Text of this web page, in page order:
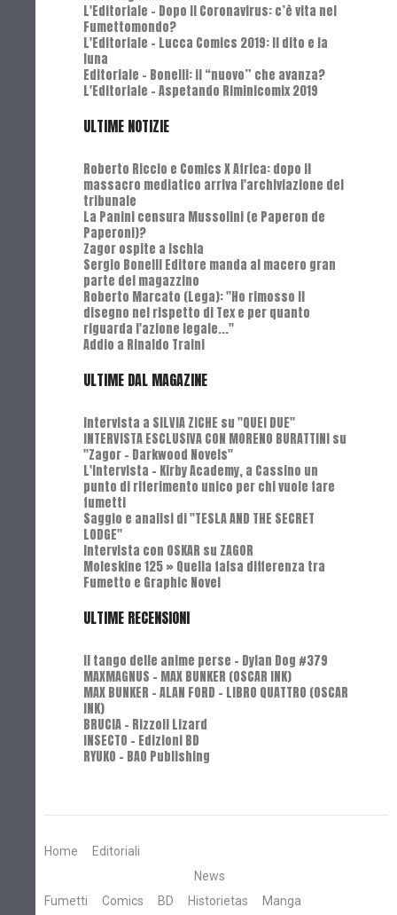
L'Editoriale - Dopo il Coronavirus: c’è vita nel
Fumettomondo?
L'Editoriale - Lucca Comics 2019: Il dito e la
luna
Editoriale - Bonelli: il “nuovo” che avanza?
L'Editoriale - Aspetando Riminicomix 2019
ULTIME NOTIZIE
Roberto Riccio e Comics X Africa: dopo il
massacro mediatico arriva l'archiviazione del
tribunale
La Panini censura Mussolini (e Paperon de
Paperoni)?
Zagor ospite a Ischia
Sergio Bonelli Editore manda al macero gran
parte del magazzino
Roberto Marcato (Lega): "Ho rimosso il
disegno nel rispetto di Tex e per quanto
riguarda l'azione legale..."
Addio a Rinaldo Traini
ULTIME DAL MAGAZINE
Intervista a SILVIA ZICHE su "QUEI DUE"
INTERVISTA ESCLUSIVA CON MORENO BURATTINI su
"Zagor - Darkwood Novels"
L'Intervista - Kirby Academy, a Cassino un
punto di riferimento unico per chi vuole fare
fumetti
Saggio e analisi di "TESLA AND THE SECRET
LODGE"
Intervista con OSKAR su ZAGOR
Moleskine 125 » Quella falsa differenza tra
Fumetto e Graphic Novel
ULTIME RECENSIONI
Il tango delle anime perse - Dylan Dog #379
MAXMAGNUS – MAX BUNKER (OSCAR INK)
MAX BUNKER – ALAN FORD – LIBRO QUATTRO (OSCAR
INK)
BRUCIA - Rizzoli Lizard
INSECTO - Edizioni BD
RYUKO - BAO Publishing
Home
Editoriali
News
Fumetti
Comics BD Historietas Manga